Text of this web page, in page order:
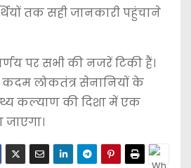
तक सही जानकारी पहुंचाने
पर सभी की नजरें टिकी हैं।
लोकतंत्र सेनानियों के
कल्याण की दिशा में एक